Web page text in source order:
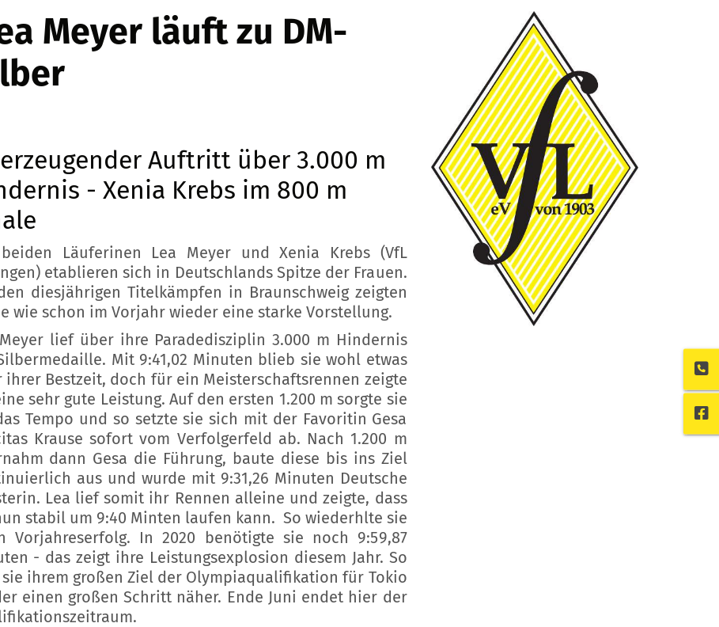
Meyer läuft zu DM-
Auftritt über 3.000 m
- Xenia Krebs im 800 m
Läuferinen Lea Meyer und Xenia Krebs (VfL
etablieren sich in Deutschlands Spitze der Frauen.
diesjährigen Titelkämpfen in Braunschweig zeigten
wie schon im Vorjahr wieder eine starke Vorstellung.
lief über ihre Paradedisziplin 3.000 m Hindernis
Mit 9:41,02 Minuten blieb sie wohl etwas
ihrer Bestzeit, doch für ein Meisterschaftsrennen zeigte
sehr gute Leistung. Auf den ersten 1.200 m sorgte sie
Tempo und so setzte sie sich mit der Favoritin Gesa
Krause sofort vom Verfolgerfeld ab. Nach 1.200 m
dann Gesa die Führung, baute diese bis ins Ziel
aus und wurde mit 9:31,26 Minuten Deutsche
Lea lief somit ihr Rennen alleine und zeigte, dass
stabil um 9:40 Minten laufen kann. So wiederhlte sie
Vorjahreserfolg. In 2020 benötigte sie noch 9:59,87
- das zeigt ihre Leistungsexplosion diesem Jahr. So
sie ihrem großen Ziel der Olympiaqualifikation für Tokio
einen großen Schritt näher. Ende Juni endet hier der